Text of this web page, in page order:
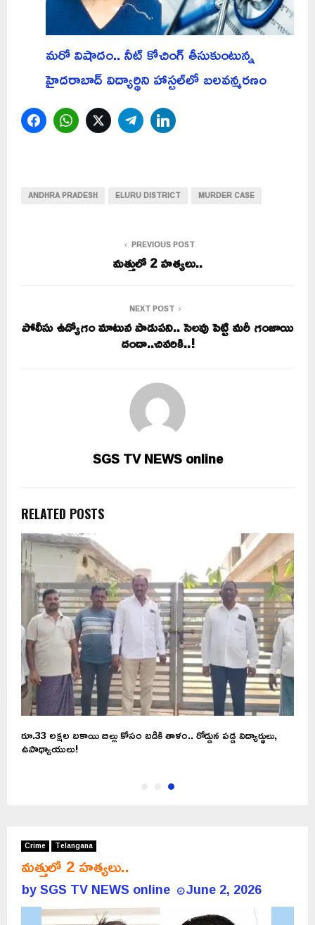
మరో విషాదం.. నీట్ కోచింగ్ తీసుకుంటున్న
హైదరాబాద్ విద్యార్థిని హాస్టల్‌లో బలవన్మరణం
FacebookWhatsAppTwitterTelegram
ANDHRA PRADESH ELURU DISTRICT MURDER CASE
PREVIOUS POST
మత్తులో 2 హత్యలు..
NEXT POST
పోలీసు ఉద్యోగం మాటున పాడుపని.. సెలవు పెట్టి మరీ గంజాయి
దందా..చివరికి..!
SGS TV NEWS online
RELATED POSTS
రూ.33 లక్షల బకాయి బిల్లు కోసం బడికి తాళం.. రోడ్డున పడ్డ విద్యార్థులు,
ఉపాధ్యాయులు!
Crime Telangana
మత్తులో 2 హత్యలు..
bySGS TV NEWS online June 2, 2026